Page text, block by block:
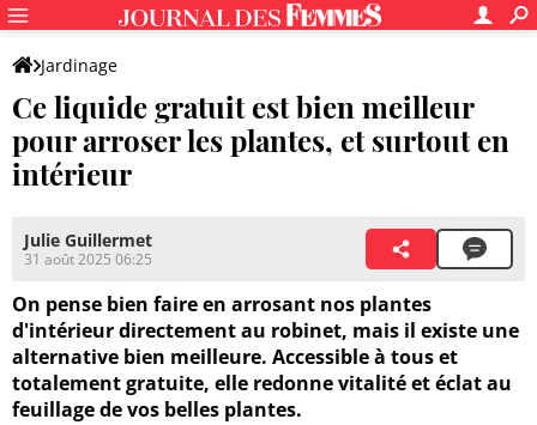
Jardinage
Ce liquide gratuit est bien meilleur
pour arroser les plantes, et surtout en
intérieur
Julie Guillermet
31 août 2025 06:25
On pense bien faire en arrosant nos plantes
d'intérieur directement au robinet, mais il existe une
alternative bien meilleure. Accessible à tous et
totalement gratuite, elle redonne vitalité et éclat au
feuillage de vos belles plantes.